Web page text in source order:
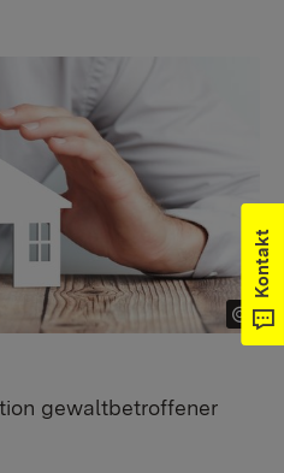
Kontakt
gewaltbetroffener